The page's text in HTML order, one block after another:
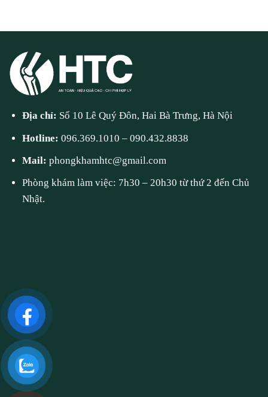
Địa chỉ: Số 10 Lê Quý Đôn, Hai Bà Trưng, Hà Nội
Hotline:096.369.1010 –090.432.8838
Mail:phongkhamhtc@gmail.com
Phòng khám làm việc: 7h30 – 20h30 từ thứ 2 đến Chủ
Nhật.